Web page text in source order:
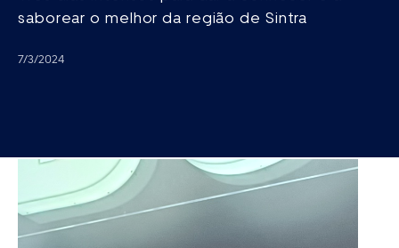
saborear o melhor da região de Sintra
7/3/2024